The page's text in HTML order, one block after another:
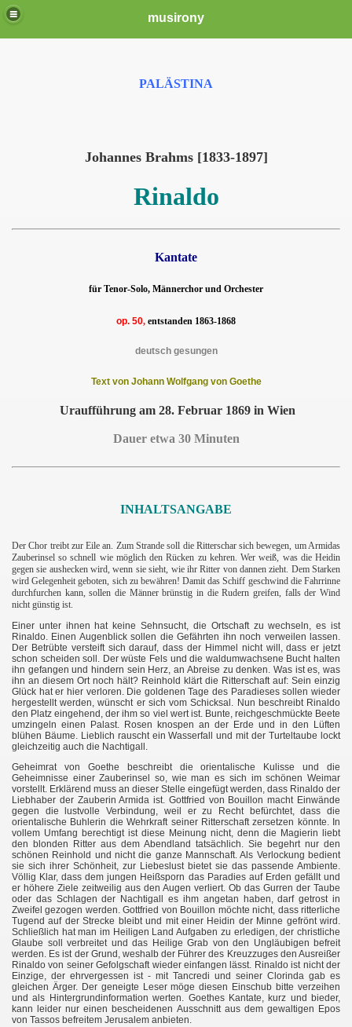
musirony
PALÄSTINA
Johannes Brahms [1833-1897]
Rinaldo
Kantate
für Tenor-Solo, Männerchor und Orchester
op. 50, entstanden 1863-1868
deutsch gesungen
Text von Johann Wolfgang von Goethe
Uraufführung am 28. Februar 1869 in Wien
Dauer etwa 30 Minuten
INHALTSANGABE
Der Chor treibt zur Eile an. Zum Strande soll die Ritterschar sich bewegen, um Armidas
Zauberinsel so schnell wie möglich den Rücken zu kehren. Wer weiß, was die Heidin
gegen sie aushecken wird, wenn sie sieht, wie ihr Ritter von dannen zieht. Dem Starken
wird Gelegenheit geboten, sich zu bewähren! Damit das Schiff geschwind die Fahrrinne
durchfurchen kann, sollen die Männer brünstig in die Rudern greifen, falls der Wind
nicht günstig ist.
Einer unter ihnen hat keine Sehnsucht, die Ortschaft zu wechseln, es ist
Rinaldo. Einen Augenblick sollen die Gefährten ihn noch verweilen lassen.
Der Betrübte versteift sich darauf, dass der Himmel nicht will, dass er jetzt
schon scheiden soll. Der wüste Fels und die waldumwachsene Bucht halten
ihn gefangen und hindern sein Herz, an Abreise zu denken. Was ist es, was
ihn an diesem Ort noch hält? Reinhold klärt die Ritterschaft auf: Sein einzig
Glück hat er hier verloren. Die goldenen Tage des Paradieses sollen wieder
hergestellt werden, wünscht er sich vom Schicksal. Nun beschreibt Rinaldo
den Platz eingehend, der ihm so viel wert ist. Bunte, reichgeschmückte Beete
umzingeln einen Palast. Rosen knospen an der Erde und in den Lüften
blühen Bäume. Lieblich rauscht ein Wasserfall und mit der Turteltaube lockt
gleichzeitig auch die Nachtigall.
Geheimrat von Goethe beschreibt die orientalische Kulisse und die
Geheimnisse einer Zauberinsel so, wie man es sich im schönen Weimar
vorstellt. Erklärend muss an dieser Stelle eingefügt werden, dass Rinaldo der
Liebhaber der Zauberin Armida ist. Gottfried von Bouillon macht Einwände
gegen die lustvolle Verbindung, weil er zu Recht befürchtet, dass die
orientalische Buhlerin die Wehrkraft seiner Ritterschaft zersetzen könnte. In
vollem Umfang berechtigt ist diese Meinung nicht, denn die Magierin liebt
den blonden Ritter aus dem Abendland tatsächlich. Sie begehrt nur den
schönen Reinhold und nicht die ganze Mannschaft. Als Verlockung bedient
sie sich ihrer Schönheit, zur Liebeslust bietet sie das passende Ambiente.
Völlig Klar, dass dem jungen Heißsporn das Paradies auf Erden gefällt und
er höhere Ziele zeitweilig aus den Augen verliert. Ob das Gurren der Taube
oder das Schlagen der Nachtigall es ihm angetan haben, darf getrost in
Zweifel gezogen werden. Gottfried von Bouillon möchte nicht, dass ritterliche
Tugend auf der Strecke bleibt und mit einer Heidin der Minne gefrönt wird.
Schließlich hat man im Heiligen Land Aufgaben zu erledigen, der christliche
Glaube soll verbreitet und das Heilige Grab von den Ungläubigen befreit
werden. Es ist der Grund, weshalb der Führer des Kreuzzuges den Ausreißer
Rinaldo von seiner Gefolgschaft wieder einfangen lässt. Rinaldo ist nicht der
Einzige, der ehrvergessen ist - mit Tancredi und seiner Clorinda gab es
gleichen Ärger. Der geneigte Leser möge diesen Einschub bitte verzeihen
und als Hintergrundinformation werten. Goethes Kantate, kurz und bieder,
kann leider nur einen bescheidenen Ausschnitt aus dem gewaltigen Epos
von Tassos befreitem Jerusalem anbieten.